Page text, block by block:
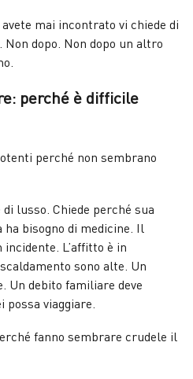
mai incontrato vi chiede di
dopo. Non dopo un altro
perché è difficile
perché non sembrano
lusso. Chiede perché sua
ha bisogno di medicine. Il
L’affitto è in
sono alte. Un
Un debito familiare deve
viaggiare.
fanno sembrare crudele il